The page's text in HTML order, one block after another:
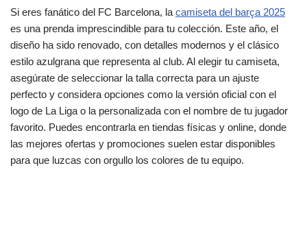
Si eres fanático del FC Barcelona, la camiseta del barça 2025
es una prenda imprescindible para tu colección. Este año, el
diseño ha sido renovado, con detalles modernos y el clásico
estilo azulgrana que representa al club. Al elegir tu camiseta,
asegúrate de seleccionar la talla correcta para un ajuste
perfecto y considera opciones como la versión oficial con el
logo de La Liga o la personalizada con el nombre de tu jugador
favorito. Puedes encontrarla en tiendas físicas y online, donde
las mejores ofertas y promociones suelen estar disponibles
para que luzcas con orgullo los colores de tu equipo.